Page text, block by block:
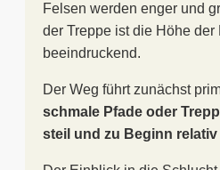
Felsen werden enger und
der Treppe ist die Höhe der
beeindruckend.
Der Weg führt zunächst
schmale Pfade oder
steil und zu Beginn relativ